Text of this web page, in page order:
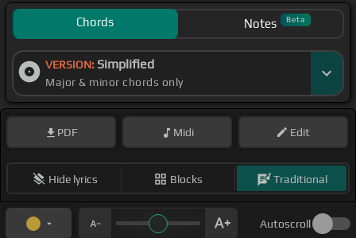
Chords Notes Beta
VERSION: Simplified
Major & minor chords only
PDF Midi Edit
Hide lyrics Blocks Traditional
Autoscroll